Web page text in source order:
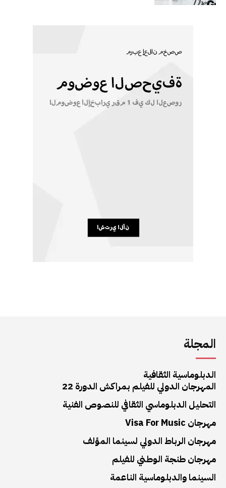
المجلة
الدبلوماسية الثقافية
المهرجان الدولي للفيلم بمراكش الدورة 22
التحليل الدبلوماسي الثقافي للنصوص الفنية
مهرجان Visa For Music
مهرجان الرباط الدولي لسينما المؤلف
مهرجان طنجة الوطني للفيلم
السينما والدبلوماسية الناعمة